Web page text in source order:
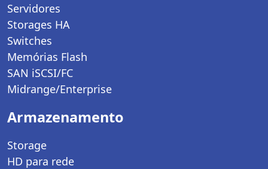
Servidores
Storages HA
Switches
Memórias Flash
SAN iSCSI/FC
Midrange/Enterprise
Armazenamento
Storage
HD para rede